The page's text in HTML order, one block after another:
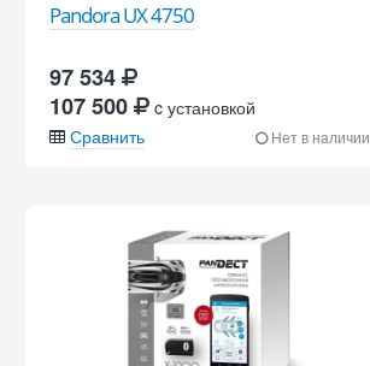
Pandora UX 4750
97 534
107 500
c установкой
Сравнить
Нет в наличии